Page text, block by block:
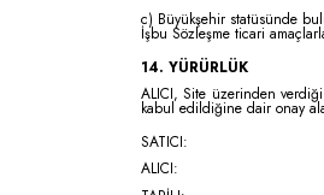
c) Büyükşehir statüsünde
İşbu Sözleşme ticari
14. YÜRÜRLÜK
ALICI, Site üzerinden
kabul edildiğine dair onay
SATICI:
ALICI: